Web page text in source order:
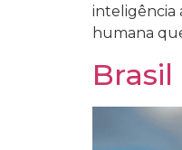
inteligência
humana